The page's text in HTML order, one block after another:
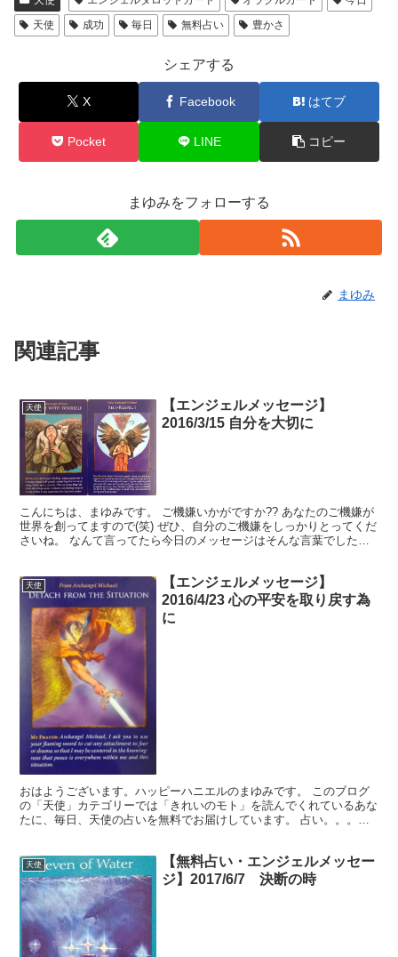
天使
成功 毎日 無料占い 豊かさ
シェアする
X Facebook はてブ
Pocket LINE コピー
まゆみをフォローする
まゆみ
関連記事
天使
【エンジェルメッセージ】
2016/3/15 自分を大切に
こんにちは、まゆみです。 ご機嫌いかがですか?? あなたのご機嫌が
世界を創ってますので(笑) ぜひ、自分のご機嫌をしっかりとってくだ
さいね。 なんて言ってたら今日のメッセージはそんな言葉でした。
天使
【エンジェルメッセージ】
2016/4/23 心の平安を取り戻す為
に
おはようございます。ハッピーハニエルのまゆみです。 このブログ
の「天使」カテゴリーでは「きれいのモト」を読んでくれているあな
たに、毎日、天使の占いを無料でお届けしています。 占い。。。？
天使
【無料占い・エンジェルメッセー
ジ】2017/6/7 決断の時